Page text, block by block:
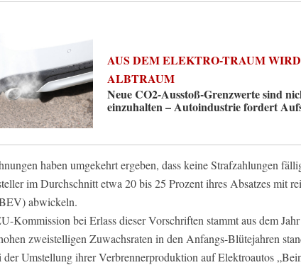
AUS DEM ELEKTRO-TRAUM
ALBTRAUM
Neue CO2-Ausstoß-Grenzwerte sind
einzuhalten – Autoindustrie fordert
haben umgekehrt ergeben, dass keine Strafzahlungen
im Durchschnitt etwa 20 bis 25 Prozent ihres Absatzes mit
abwickeln.
Kommission bei Erlass dieser Vorschriften stammt aus dem
zweistelligen Zuwachsraten in den Anfangs-Blütejahren
der Umstellung ihrer Verbrennerproduktion auf Elektroautos